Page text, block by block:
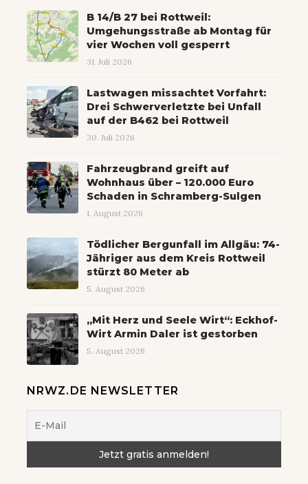
B 14/B 27 bei Rottweil:
Umgehungsstraße ab Montag für
vier Wochen voll gesperrt
31. Juli 2026
Lastwagen missachtet Vorfahrt:
Drei Schwerverletzte bei Unfall
auf der B462 bei Rottweil
30. Juli 2026
Fahrzeugbrand greift auf
Wohnhaus über – 120.000 Euro
Schaden in Schramberg-Sulgen
1. August 2026
Tödlicher Bergunfall im Allgäu: 74-
Jähriger aus dem Kreis Rottweil
stürzt 80 Meter ab
5. August 2026
„Mit Herz und Seele Wirt“: Eckhof-
Wirt Armin Daler ist gestorben
5. August 2026
NRWZ.DE NEWSLETTER